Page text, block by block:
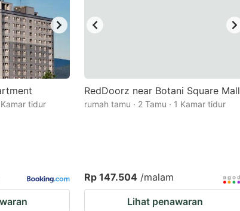
Kamar tidur
RedDoorz near Botani Square Mall
rumah tamu · 2 Tamu · 1 Kamar tidur
Rp 147.504 /malam
Lihat penawaran